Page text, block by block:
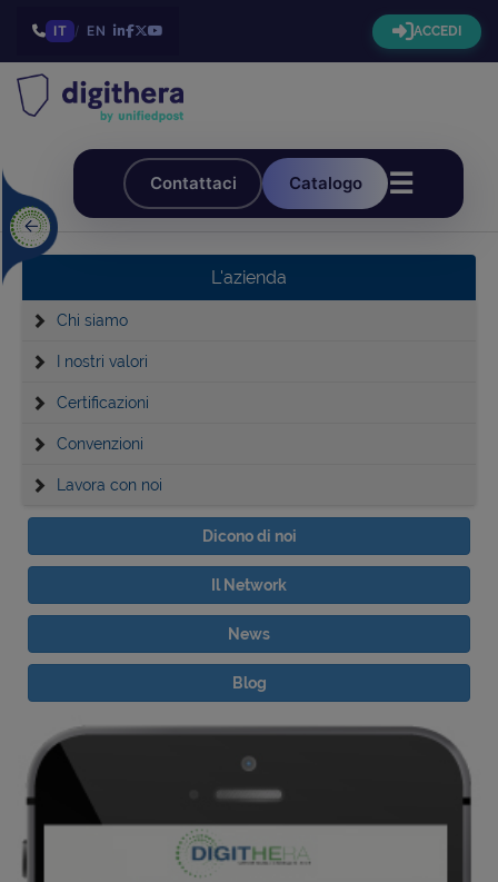
IT / EN ACCEDI
Contattaci Catalogo ☰
L'azienda
Chi siamo
I nostri valori
Certificazioni
Convenzioni
Lavora con noi
Dicono di noi
Il Network
News
Blog